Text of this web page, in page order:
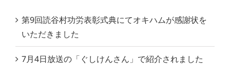
第9回読谷村功労表彰式典にてオキハムが感謝状を
いただきました
7月4日放送の「ぐしけんさん」で紹介されました